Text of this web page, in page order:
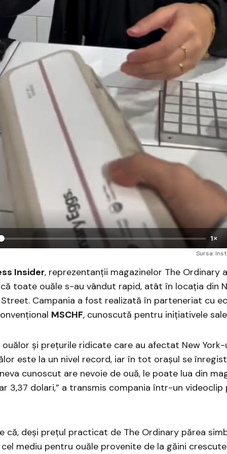
1×
Sursa:
Insider, reprezentanții magazinelor The Ordinary
toate ouăle s-au vândut rapid, atât în locația din
Campania a fost realizată în parteneriat cu
MSCHF, cunoscută pentru inițiativele
și prețurile ridicate care au afectat New
este la un nivel record, iar în tot orașul se
cunoscut are nevoie de ouă, le poate lua din
3,37 dolari,” a transmis compania într-un
că, deși prețul practicat de The Ordinary părea
mediu pentru ouăle provenite de la găini